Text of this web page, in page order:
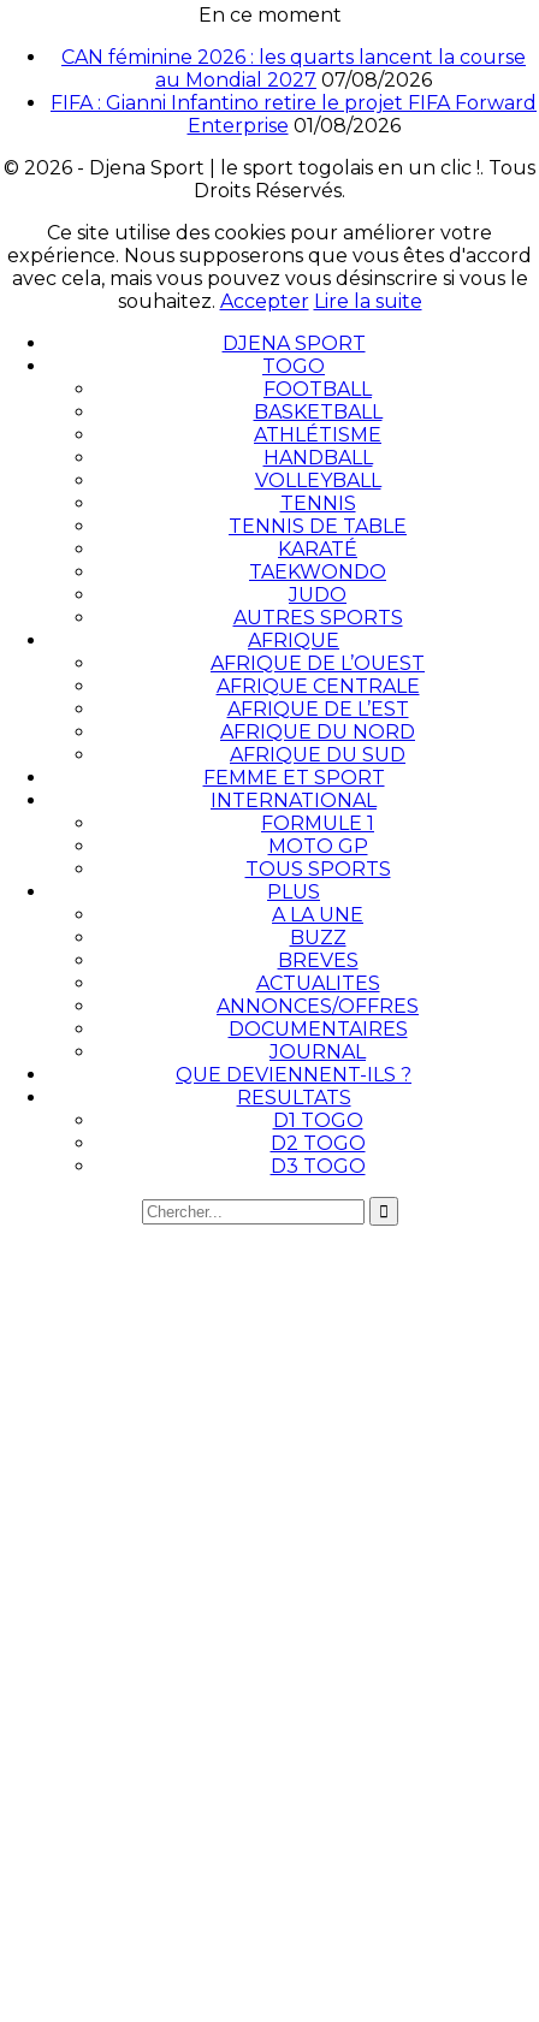
En ce moment
CAN féminine 2026 : les quarts lancent la course
au Mondial 2027 07/08/2026
FIFA : Gianni Infantino retire le projet FIFA Forward
Enterprise 01/08/2026
© 2026 - Djena Sport | le sport togolais en un clic !. Tous
Droits Réservés.
Ce site utilise des cookies pour améliorer votre
expérience. Nous supposerons que vous êtes d'accord
avec cela, mais vous pouvez vous désinscrire si vous le
souhaitez. Accepter Lire la suite
DJENA SPORT
TOGO
FOOTBALL
BASKETBALL
ATHLÉTISME
HANDBALL
VOLLEYBALL
TENNIS
TENNIS DE TABLE
KARATÉ
TAEKWONDO
JUDO
AUTRES SPORTS
AFRIQUE
AFRIQUE DE L’OUEST
AFRIQUE CENTRALE
AFRIQUE DE L’EST
AFRIQUE DU NORD
AFRIQUE DU SUD
FEMME ET SPORT
INTERNATIONAL
FORMULE 1
MOTO GP
TOUS SPORTS
PLUS
A LA UNE
BUZZ
BREVES
ACTUALITES
ANNONCES/OFFRES
DOCUMENTAIRES
JOURNAL
QUE DEVIENNENT-ILS ?
RESULTATS
D1 TOGO
D2 TOGO
D3 TOGO